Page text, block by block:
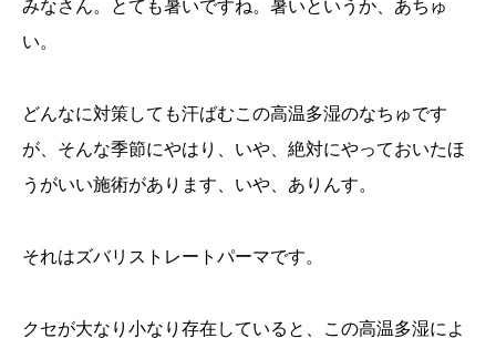
みなさん。とても暑いですね。暑いというか、あちゅ
い。
どんなに対策しても汗ばむこの高温多湿のなちゅです
が、そんな季節にやはり、いや、絶対にやっておいたほ
うがいい施術があります、いや、ありんす。
それはズバリストレートパーマです。
クセが大なり小なり存在していると、この高温多湿によ